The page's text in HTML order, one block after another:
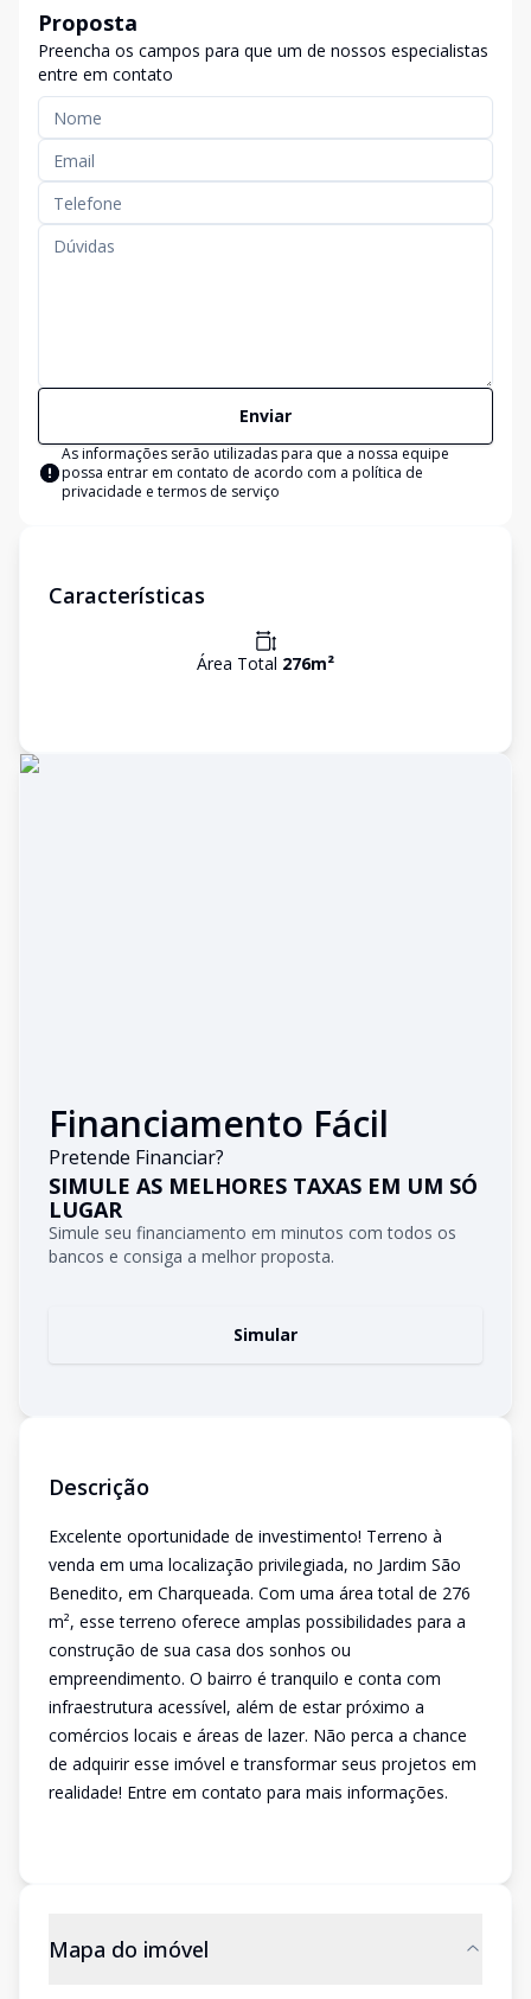
Proposta
Preencha os campos para que um de nossos especialistas
entre em contato
Enviar
As informações serão utilizadas para que a nossa equipe
possa entrar em contato de acordo com a política de
privacidade e termos de serviço
Características
Área Total 276m²
Financiamento Fácil
Pretende Financiar?
SIMULE AS MELHORES TAXAS EM UM SÓ
LUGAR
Simule seu financiamento em minutos com todos os
bancos e consiga a melhor proposta.
Simular
Descrição
Excelente oportunidade de investimento! Terreno à
venda em uma localização privilegiada, no Jardim São
Benedito, em Charqueada. Com uma área total de 276
m², esse terreno oferece amplas possibilidades para a
construção de sua casa dos sonhos ou
empreendimento. O bairro é tranquilo e conta com
infraestrutura acessível, além de estar próximo a
comércios locais e áreas de lazer. Não perca a chance
de adquirir esse imóvel e transformar seus projetos em
realidade! Entre em contato para mais informações.
Mapa do imóvel